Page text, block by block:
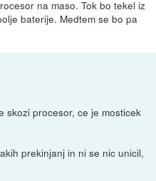
na maso. Tok bo tekel iz
baterije. Medtem se bo pa
skozi procesor, ce je mosticek
prekinjanj in ni se nic unicil,